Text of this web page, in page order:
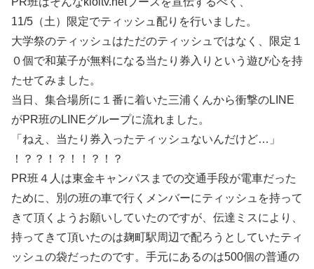
11/5（土）限定でティッシュ配りを行いました。
大学祭のティッシュはただのティッシュではなく、限定１
０個で和菓子が無料になる当たり券入りという遊び心を持
たせてみました。
当日、集合場所に１番に着いた三浦くんから衝撃のLINE
がPR班のLINEグループに流れました。
「ねえ、当たり券入ったティッシュないんだけど…」
！？？！？！！？！？
PR班４人は東金キャンパスまでの交通手段が電車だった
ために、別の班の車で行くメンバーにティッシュを持って
きて頂くようお願いしていたのですが、伝達ミスにより、
持ってきて頂いたのは麹町駅周辺で配ろうとしていたティ
ッシュの袋だったのです。手元にあるのは500個の普通の